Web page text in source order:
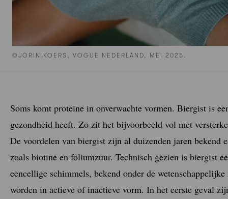
©JORIN KOERS, VOGUE NEDERLAND, MEI 2025.
Soms komt proteïne in onverwachte vormen. Biergist is
gezondheid heeft. Zo zit het bijvoorbeeld vol met
De voordelen van biergist zijn al duizenden jaren bekend
zoals biotine en foliumzuur. Technisch gezien is biergist
eencellige schimmels, bekend onder de
worden in actieve of inactieve vorm. In het eerste geval